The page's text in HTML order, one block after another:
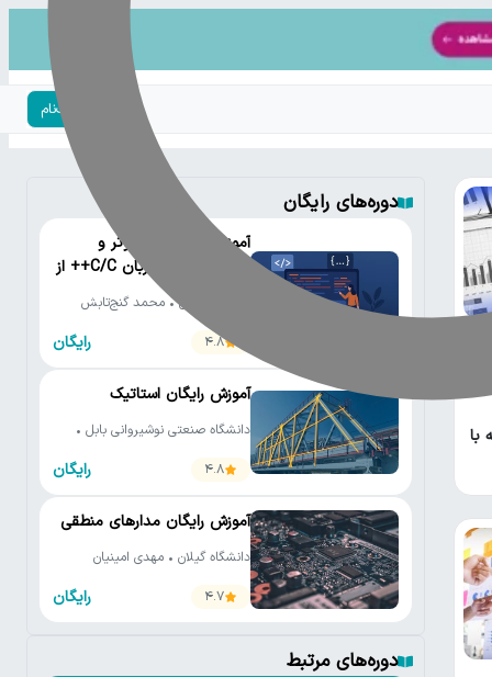
ورود | ثبت‌نام
با
دوره‌های رایگان
آموزش رایگان کامپیوتر و
برنامه‌نویسی به زبان C/C++ از
مقدماتی تا پیشرفته
دانشگاه تهران • محمد گنج‌تابش
4.8
رایگان
آموزش رایگان استاتیک
دانشگاه صنعتی نوشیروانی بابل •
4.8
رایگان
آموزش رایگان مدارهای منطقی
دانشگاه گیلان • مهدی امینیان
4.7
رایگان
دوره‌های مرتبط